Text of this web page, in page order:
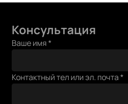
Консультация
Ваше имя*
Ваше
Контактный тел или эл. почта*